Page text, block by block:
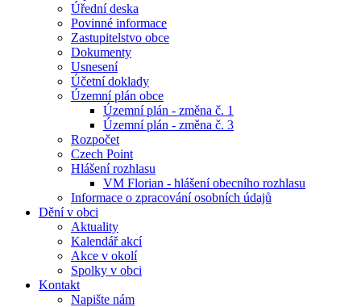
Úřední deska
Povinné informace
Zastupitelstvo obce
Dokumenty
Usnesení
Účetní doklady
Územní plán obce
Územní plán - změna č. 1
Územní plán - změna č. 3
Rozpočet
Czech Point
Hlášení rozhlasu
VM Florian - hlášení obecního rozhlasu
Informace o zpracování osobních údajů
Dění v obci
Aktuality
Kalendář akcí
Akce v okolí
Spolky v obci
Kontakt
Napište nám